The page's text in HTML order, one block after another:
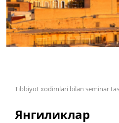
Tibbiyot xodimlari bilan seminar
Янгиликлар